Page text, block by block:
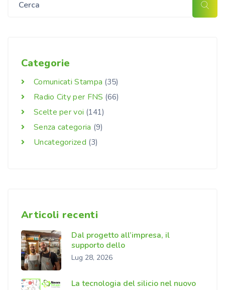
Categorie
Comunicati Stampa (35)
Radio City per FNS (66)
Scelte per voi (141)
Senza categoria (9)
Uncategorized (3)
Articoli recenti
Dal progetto all’impresa, il
supporto dello
Lug 28, 2026
La tecnologia del silicio nel nuovo